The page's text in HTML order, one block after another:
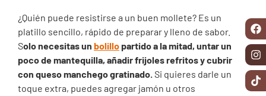
¿Quién puede resistirse a un buen mollete? Es un
platillo sencillo, rápido de preparar y lleno de sabor.
Solo necesitas un bolillo partido a la mitad, untar un
poco de mantequilla, añadir frijoles refritos y cubrir
con queso manchego gratinado.Si quieres darle un
toque extra, puedes agregar jamón u otros